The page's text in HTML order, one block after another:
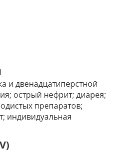
и двенадцатиперстной
острый нефрит; диарея;
препаратов;
индивидуальная